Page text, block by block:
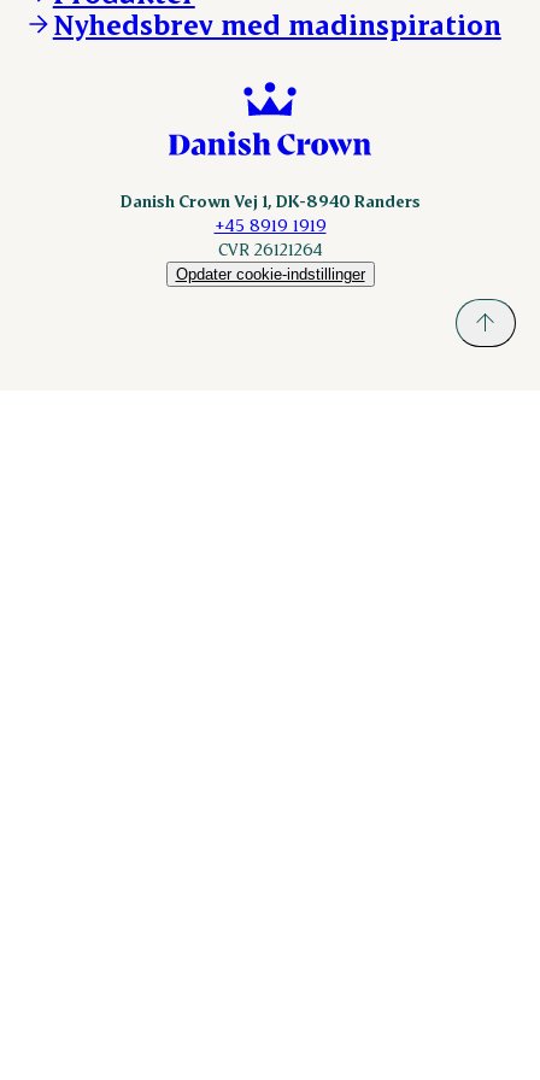
Scanhide.dk
Nyhedsbrev med madinspiration
Danish Crown Vej 1, DK-8940 Randers
+45 8919 1919
CVR 26121264
Opdater cookie-indstillinger